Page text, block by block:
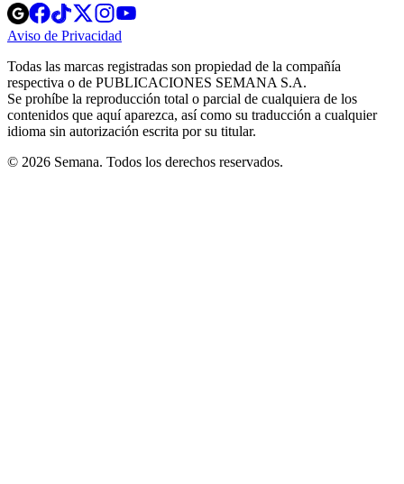
Opens
in
new
Opens
in
new
Opens
in
new
window
Opens
new
windowwindow
Aviso de Privacidad
new
window
Todas las marcas registradas son propiedad de la compañía
respectiva o de PUBLICACIONES SEMANA S.A.
Se prohíbe la reproducción total o parcial de cualquiera de los
contenidos que aquí aparezca, así como su traducción a cualquier
idioma sin autorización escrita por su titular.
© 2026 Semana. Todos los derechos reservados.